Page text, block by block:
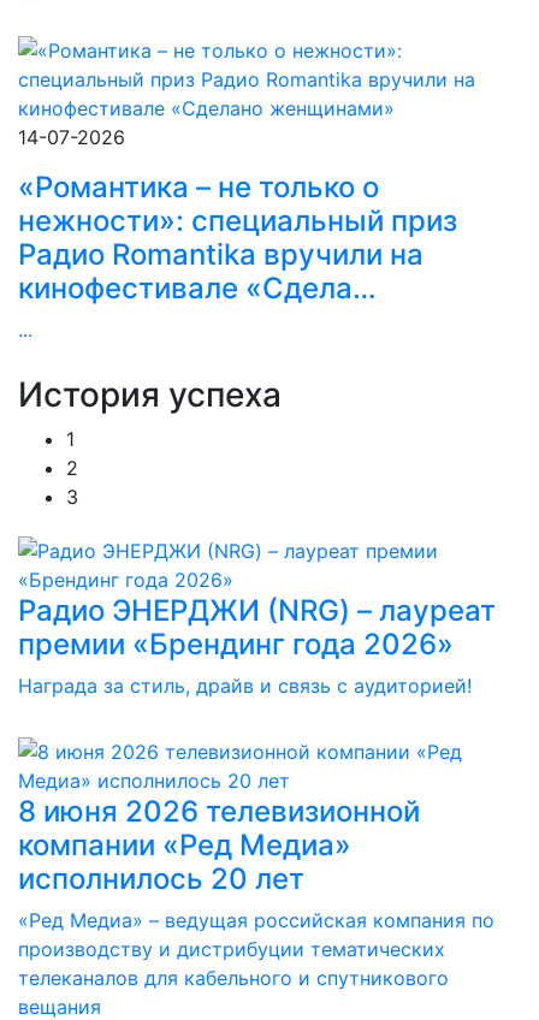
14-07-2026
«Романтика – не только о
нежности»: специальный приз
Радио Romantika вручили на
кинофестивале «Сдела…
...
История успеха
1
2
3
Радио ЭНЕРДЖИ (NRG) – лауреат
премии «Брендинг года 2026»
Награда за стиль, драйв и связь с аудиторией!
8 июня 2026 телевизионной
компании «Ред Медиа»
исполнилось 20 лет
«Ред Медиа» – ведущая российская компания по
производству и дистрибуции тематических
телеканалов для кабельного и спутникового
вещания